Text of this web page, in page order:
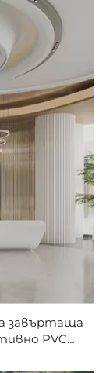
завъртаща
PVC